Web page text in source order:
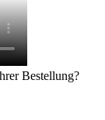
Bestellung?